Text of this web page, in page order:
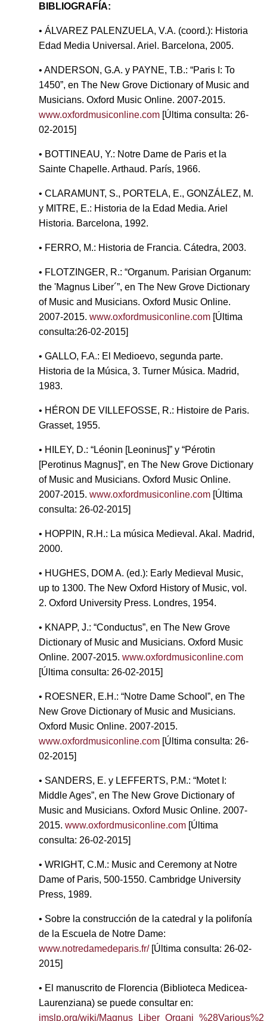
BIBLIOGRAFÍA:
• ÁLVAREZ PALENZUELA, V.A. (coord.): Historia
Edad Media Universal. Ariel. Barcelona, 2005.
• ANDERSON, G.A. y PAYNE, T.B.: “Paris I: To
1450”, en The New Grove Dictionary of Music and
Musicians. Oxford Music Online. 2007-2015.
www.oxfordmusiconline.com[Última consulta: 26-
02-2015]
• BOTTINEAU, Y.: Notre Dame de Paris et la
Sainte Chapelle. Arthaud. París, 1966.
• CLARAMUNT, S., PORTELA, E., GONZÁLEZ, M.
y MITRE, E.: Historia de la Edad Media. Ariel
Historia. Barcelona, 1992.
• FERRO, M.: Historia de Francia. Cátedra, 2003.
• FLOTZINGER, R.: “Organum. Parisian Organum:
the 'Magnus Liber´”, en The New Grove Dictionary
of Music and Musicians. Oxford Music Online.
2007-2015. www.oxfordmusiconline.com[Última
consulta:26-02-2015]
• GALLO, F.A.: El Medioevo, segunda parte.
Historia de la Música, 3. Turner Música. Madrid,
1983.
• HÉRON DE VILLEFOSSE, R.: Histoire de Paris.
Grasset, 1955.
• HILEY, D.: “Léonin [Leoninus]” y “Pérotin
[Perotinus Magnus]”, en The New Grove Dictionary
of Music and Musicians. Oxford Music Online.
2007-2015. www.oxfordmusiconline.com[Última
consulta: 26-02-2015]
• HOPPIN, R.H.: La música Medieval. Akal. Madrid,
2000.
• HUGHES, DOM A. (ed.): Early Medieval Music,
up to 1300. The New Oxford History of Music, vol.
2. Oxford University Press. Londres, 1954.
• KNAPP, J.: “Conductus”, en The New Grove
Dictionary of Music and Musicians. Oxford Music
Online. 2007-2015. www.oxfordmusiconline.com
[Última consulta: 26-02-2015]
• ROESNER, E.H.: “Notre Dame School”, en The
New Grove Dictionary of Music and Musicians.
Oxford Music Online. 2007-2015.
www.oxfordmusiconline.com[Última consulta: 26-
02-2015]
• SANDERS, E. y LEFFERTS, P.M.: “Motet I:
Middle Ages”, en The New Grove Dictionary of
Music and Musicians. Oxford Music Online. 2007-
2015. www.oxfordmusiconline.com[Última
consulta: 26-02-2015]
• WRIGHT, C.M.: Music and Ceremony at Notre
Dame of Paris, 500-1550. Cambridge University
Press, 1989.
• Sobre la construcción de la catedral y la polifonía
de la Escuela de Notre Dame:
www.notredamedeparis.fr/[Última consulta: 26-02-
2015]
• El manuscrito de Florencia (Biblioteca Medicea-
Laurenziana) se puede consultar en:
imslp.org/wiki/